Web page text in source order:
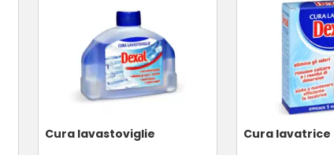
Cura lavastoviglie Cura lavatrice